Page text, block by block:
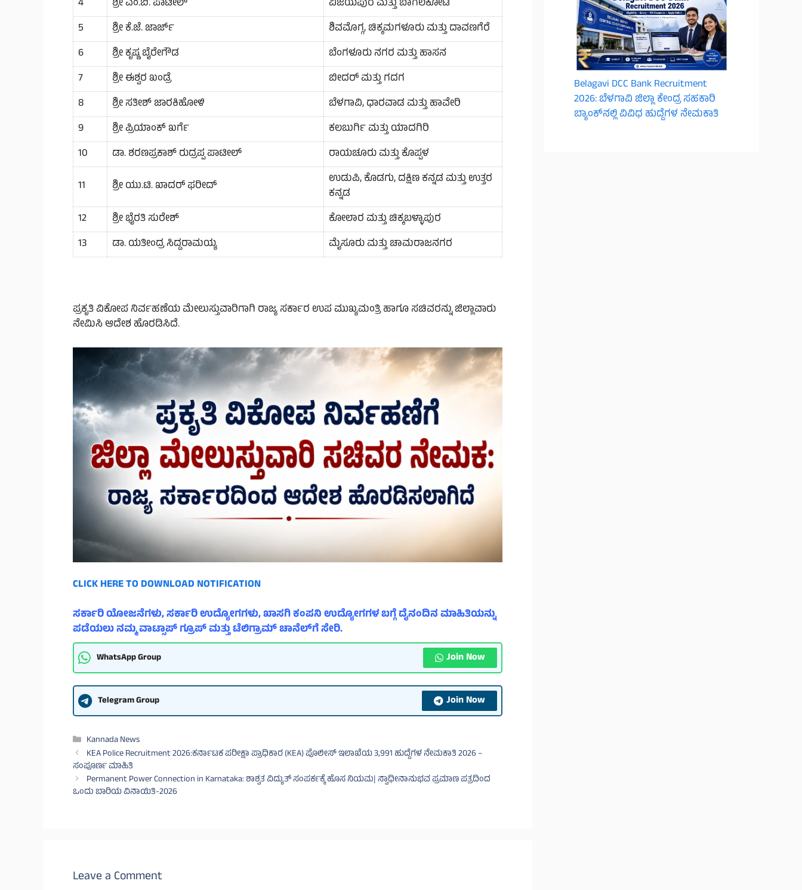
4
ಶ್ರೀ ಎಂ.ಬಿ. ಪಾಟೀಲ್
ವಿಜಯಪುರ ಮತ್ತು ಬಾಗಲಕೋಟೆ
5
ಶ್ರೀ ಕೆ.ಜೆ. ಜಾರ್ಜ್
ಶಿವಮೊಗ್ಗ, ಚಿಕ್ಕಮಗಳೂರು ಮತ್ತು ದಾವಣಗೆರೆ
6
ಶ್ರೀ ಕೃಷ್ಣ ಬೈರೇಗೌಡ
ಬೆಂಗಳೂರು ನಗರ ಮತ್ತು ಹಾಸನ
7
ಶ್ರೀ ಈಶ್ವರ ಖಂಡ್ರೆ
ಬೀದರ್ ಮತ್ತು ಗದಗ
8
ಶ್ರೀ ಸತೀಶ್ ಜಾರಕಿಹೋಳಿ
ಬೆಳಗಾವಿ, ಧಾರವಾಡ ಮತ್ತು ಹಾವೇರಿ
9
ಶ್ರೀ ಪ್ರಿಯಾಂಕ್ ಖರ್ಗೆ
ಕಲಬುರ್ಗಿ ಮತ್ತು ಯಾದಗಿರಿ
10
ಡಾ. ಶರಣಪ್ರಕಾಶ್ ರುದ್ರಪ್ಪ ಪಾಟೀಲ್
ರಾಯಚೂರು ಮತ್ತು ಕೊಪ್ಪಳ
11
ಶ್ರೀ ಯು.ಟಿ. ಖಾದರ್ ಫರೀದ್
ಉಡುಪಿ, ಕೊಡಗು, ದಕ್ಷಿಣ ಕನ್ನಡ ಮತ್ತು ಉತ್ತರ
ಕನ್ನಡ
12
ಶ್ರೀ ಭೈರತಿ ಸುರೇಶ್
ಕೋಲಾರ ಮತ್ತು ಚಿಕ್ಕಬಳ್ಳಾಪುರ
13
ಡಾ. ಯತೀಂದ್ರ ಸಿದ್ದರಾಮಯ್ಯ ಮೈಸೂರು ಮತ್ತು ಚಾಮರಾಜನಗರ
ಪ್ರಕೃತಿ ವಿಕೋಪ ನಿರ್ವಹಣೆಯ ಮೇಲುಸ್ತುವಾರಿಗಾಗಿ ರಾಜ್ಯ ಸರ್ಕಾರ ಉಪ ಮುಖ್ಯಮಂತ್ರಿ ಹಾಗೂ ಸಚಿವರನ್ನು ಜಿಲ್ಲಾವಾರು
ನೇಮಿಸಿ ಆದೇಶ ಹೊರಡಿಸಿದೆ.
CLICK HERE TO DOWNLOAD NOTIFICATION
ಸರ್ಕಾರಿ ಯೋಜನೆಗಳು, ಸರ್ಕಾರಿ ಉದ್ಯೋಗಗಳು, ಖಾಸಗಿ ಕಂಪನಿ ಉದ್ಯೋಗಗಳ ಬಗ್ಗೆ ದೈನಂದಿನ ಮಾಹಿತಿಯನ್ನು
ಪಡೆಯಲು ನಮ್ಮ ವಾಟ್ಸಾಪ್ ಗ್ರೂಪ್ ಮತ್ತು ಟೆಲಿಗ್ರಾಮ್ ಚಾನೆಲ್‌ಗೆ ಸೇರಿ.
WhatsApp Group Join Now
Telegram Group Join Now
Categories
Kannada News
KEA Police Recruitment 2026:ಕರ್ನಾಟಕ ಪರೀಕ್ಷಾ ಪ್ರಾಧಿಕಾರ (KEA) ಪೊಲೀಸ್ ಇಲಾಖೆಯ 3,991 ಹುದ್ದೆಗಳ ನೇಮಕಾತಿ 2026 –
ಸಂಪೂರ್ಣ ಮಾಹಿತಿ
Permanent Power Connection in Karnataka: ಶಾಶ್ವತ ವಿದ್ಯುತ್ ಸಂಪರ್ಕಕ್ಕೆ ಹೊಸ ನಿಯಮ| ಸ್ವಾಧೀನಾನುಭವ ಪ್ರಮಾಣ ಪತ್ರದಿಂದ
ಒಂದು ಬಾರಿಯ ವಿನಾಯಿತಿ-2026
Leave a Comment
Belagavi DCC Bank Recruitment
2026: ಬೆಳಗಾವಿ ಜಿಲ್ಲಾ ಕೇಂದ್ರ ಸಹಕಾರಿ
ಬ್ಯಾಂಕ್‌ನಲ್ಲಿ ವಿವಿಧ ಹುದ್ದೆಗಳ ನೇಮಕಾತಿ